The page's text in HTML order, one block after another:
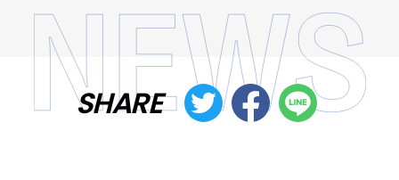
SHARE